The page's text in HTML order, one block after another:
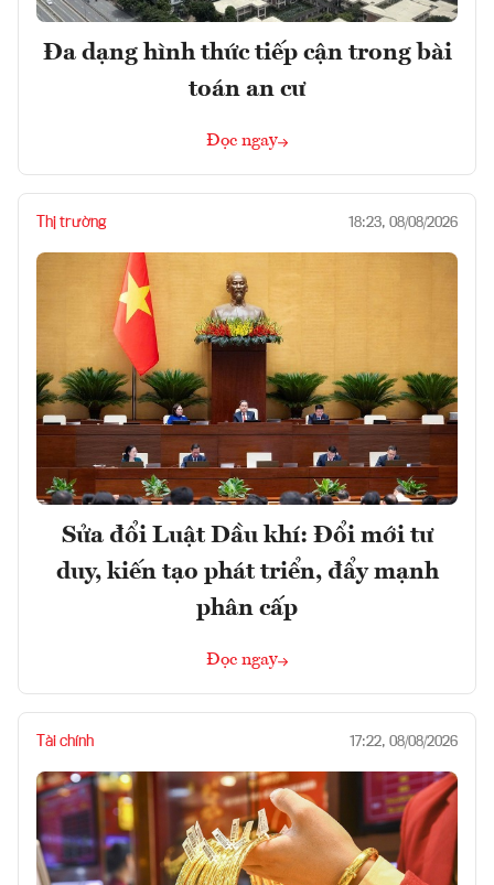
Đa dạng hình thức tiếp cận trong bài
toán an cư
Đọc ngay
Thị trường 18:23, 08/08/2026
Sửa đổi Luật Dầu khí: Đổi mới tư
duy, kiến tạo phát triển, đẩy mạnh
phân cấp
Đọc ngay
Tài chính 17:22, 08/08/2026